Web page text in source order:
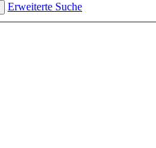
Erweiterte Suche